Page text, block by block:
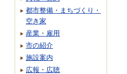
都市整備・まちづくり・
空き家
産業・雇用
市の紹介
施設案内
広報・広聴